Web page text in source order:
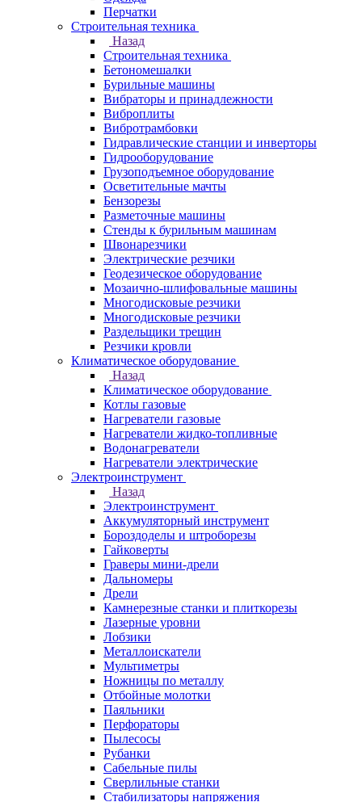
Перчатки
Строительная техника
Назад
Строительная техника
Бетономешалки
Бурильные машины
Вибраторы и принадлежности
Виброплиты
Вибротрамбовки
Гидравлические станции и инверторы
Гидрооборудование
Грузоподъемное оборудование
Осветительные мачты
Бензорезы
Разметочные машины
Стенды к бурильным машинам
Швонарезчики
Электрические резчики
Геодезическое оборудование
Мозаично-шлифовальные машины
Многодисковые резчики
Многодисковые резчики
Раздельщики трещин
Резчики кровли
Климатическое оборудование
Назад
Климатическое оборудование
Котлы газовые
Нагреватели газовые
Нагреватели жидко-топливные
Водонагреватели
Нагреватели электрические
Электроинструмент
Назад
Электроинструмент
Аккумуляторный инструмент
Бороздоделы и штроборезы
Гайковерты
Граверы мини-дрели
Дальномеры
Дрели
Камнерезные станки и плиткорезы
Лазерные уровни
Лобзики
Металлоискатели
Мультиметры
Ножницы по металлу
Отбойные молотки
Паяльники
Перфораторы
Пылесосы
Рубанки
Сабельные пилы
Сверлильные станки
Стабилизаторы напряжения